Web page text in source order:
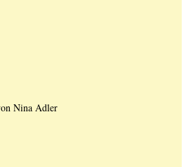
Nina Adler